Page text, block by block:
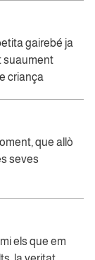
gairebé ja
suaument
criança
que allò
seves
els que em